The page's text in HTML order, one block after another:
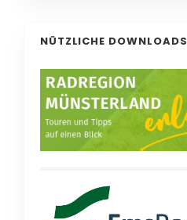
NÜTZLICHE DOWNLOADS